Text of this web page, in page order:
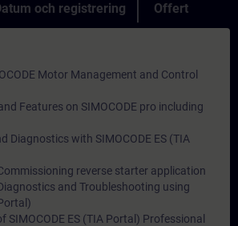
och registrering Offert
Motor Management and Control
Features on SIMOCODE pro including
Diagnostics with SIMOCODE ES (TIA
reverse starter application
and Troubleshooting using
SIMOCODE ES (TIA Portal) Professional